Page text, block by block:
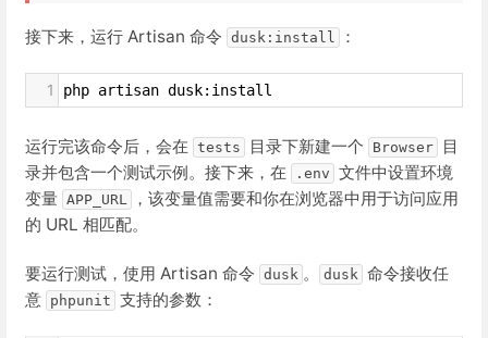
接下来，运行 Artisan 命令 dusk:install ：
1 php artisan dusk:install
运行完该命令后，会在 tests 目录下新建一个 Browser
目
录并包含一个测试示例。接下来，在
.env 文件中设置环境
变量 APP_URL
，该变量值需要和你在浏览器中用于访问应用
的 URL 相匹配。
要运行测试，使用 Artisan 命令 dusk 。 dusk 命令接收任
意 phpunit 支持的参数：